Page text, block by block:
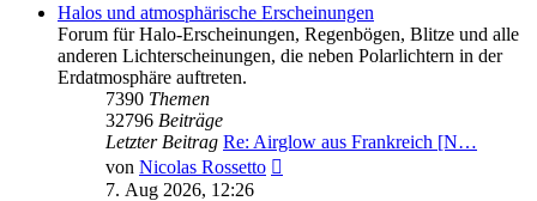
Halos und atmosphärische Erscheinungen
Forum für Halo-Erscheinungen, Regenbögen, Blitze und alle
anderen Lichterscheinungen, die neben Polarlichtern in der
Erdatmosphäre auftreten.
7390 Themen
32796 Beiträge
Letzter Beitrag Re: Airglow aus Frankreich [N…
von Nicolas Rossetto
7. Aug 2026, 12:26